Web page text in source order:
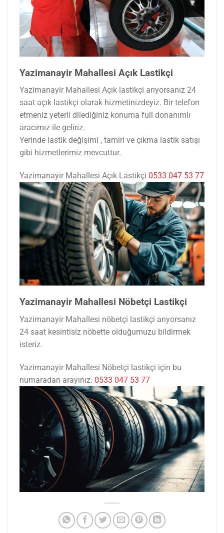
Yazimanayir Mahallesi Açık Lastikçi
Yazimanayir Mahallesi Açık lastikçi arıyorsanız 24
saat açık lastikçi olarak hizmetinizdeyiz. Bir telefon
etmeniz yeterli dilediğiniz konuma full donanımlı
aracımız ile geliriz.
Yerinde lastik değişimi , tamiri ve çıkma lastik satışı
gibi hizmetlerimiz mevcuttur.
Yazimanayir Mahallesi Açık Lastikçi 0533 047 53 77
Yazimanayir Mahallesi Nöbetçi Lastikçi
Yazimanayir Mahallesi nöbetçi lastikçi arıyorsanız
24 saat kesintisiz nöbette olduğumuzu bildirmek
isteriz.
Yazimanayir Mahallesi Nöbetçi lastikçi için bu
numaradan arayınız. 0533 047 53 77